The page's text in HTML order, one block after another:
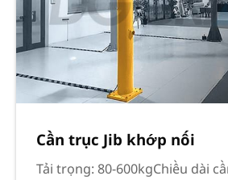
Cần trục Jib khớp nối
Tải trọng: 80-600kgChiều dài